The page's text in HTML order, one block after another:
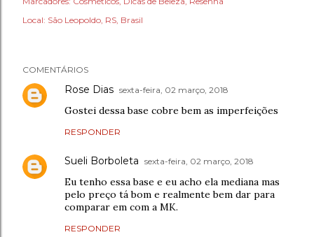
Local: São Leopoldo, RS, Brasil
COMENTÁRIOS
Rose Dias sexta-feira, 02 março, 2018
Gostei dessa base cobre bem as imperfeições
RESPONDER
Sueli Borboleta sexta-feira, 02 março, 2018
Eu tenho essa base e eu acho ela mediana mas
pelo preço tá bom e realmente bem dar para
comparar em com a MK.
RESPONDER